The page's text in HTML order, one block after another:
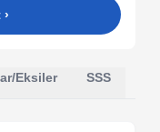
›
Eksiler SSS